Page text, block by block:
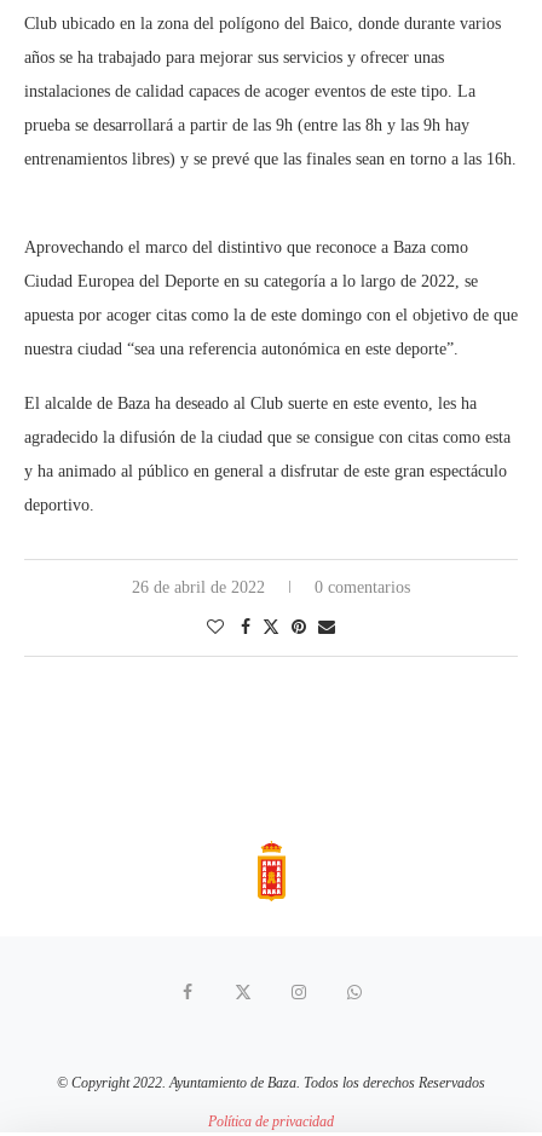
Club ubicado en la zona del polígono del Baico, donde durante varios
años se ha trabajado para mejorar sus servicios y ofrecer unas
instalaciones de calidad capaces de acoger eventos de este tipo. La
prueba se desarrollará a partir de las 9h (entre las 8h y las 9h hay
entrenamientos libres) y se prevé que las finales sean en torno a las 16h.
Aprovechando el marco del distintivo que reconoce a Baza como
Ciudad Europea del Deporte en su categoría a lo largo de 2022, se
apuesta por acoger citas como la de este domingo con el objetivo de que
nuestra ciudad “sea una referencia autonómica en este deporte”.
El alcalde de Baza ha deseado al Club suerte en este evento, les ha
agradecido la difusión de la ciudad que se consigue con citas como esta
y ha animado al público en general a disfrutar de este gran espectáculo
deportivo.
26 de abril de 2022 0 comentarios
© Copyright 2022. Ayuntamiento de Baza. Todos los derechos Reservados
Política de privacidad